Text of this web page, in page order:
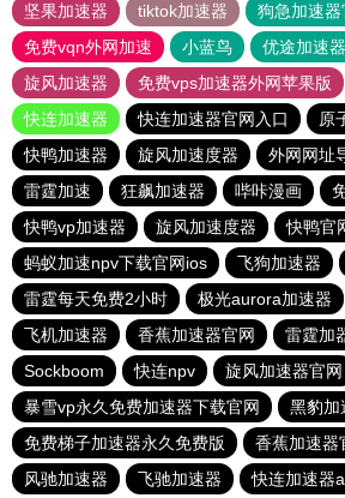
坚果加速器
tiktok加速器
狗急加速器
免费vqn外网加速
小蓝鸟 优途加速
旋风加速器
免费vps加速器外网苹果版
快连加速器
快连加速器官网入口
原
快鸭加速器
旋风加速度器 外网网址
雷霆加速
狂飙加速器 哔咔漫画
快鸭vp加速器
旋风加速度器 快鸭官
蚂蚁加速npv下载官网ios
飞狗加速器
雷霆每天免费2小时
极光aurora加速器
飞机加速器
香蕉加速器官网 雷霆加
Sockboom
快连npv 旋风加速器官网
暴雪vp永久免费加速器下载官网
黑豹加
免费梯子加速器永久免费版
香蕉加速器
风驰加速器
飞驰加速器 快连加速器